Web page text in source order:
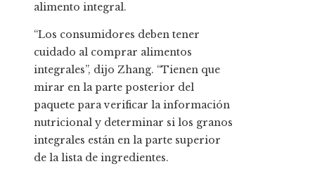
alimento integral.
“Los consumidores deben tener
cuidado al comprar alimentos
integrales”, dijo Zhang. “Tienen que
mirar en la parte posterior del
paquete para verificar la información
nutricional y determinar si los granos
integrales están en la parte superior
de la lista de ingredientes.